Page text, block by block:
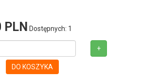
PLN Dostępnych: 1
+
DO KOSZYKA